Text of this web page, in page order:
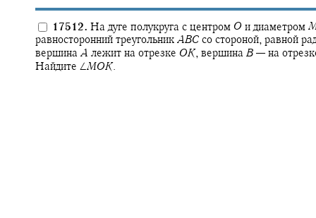
17512. На дуге полукруга с центром O и диаметром
равносторонний треугольник ABC со стороной, равной
вершина A лежит на отрезке OK, вершина B — на
Найдите ∠MOK.